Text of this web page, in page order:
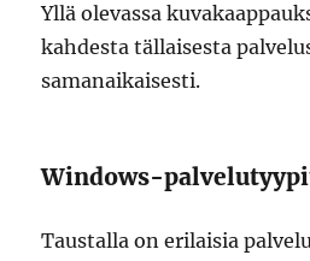
Yllä olevassa
kahdesta tällaisesta
samanaikaisesti.
Windows-
Taustalla on erilaisia